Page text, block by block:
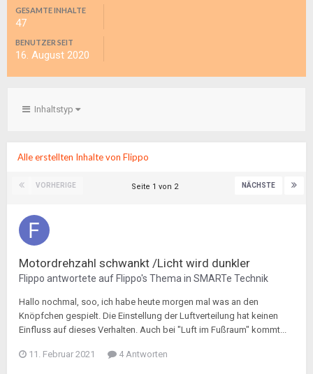
GESAMTE INHALTE
47
BENUTZER SEIT
16. August 2020
Inhaltstyp
Alle erstellten Inhalte von Flippo
VORHERIGE NÄCHSTE
Seite 1 von 2
Motordrehzahl schwankt /Licht wird dunkler
Flippo antwortete auf Flippo's Thema in SMARTe Technik
Hallo nochmal, soo, ich habe heute morgen mal was an den
Knöpfchen gespielt. Die Einstellung der Luftverteilung hat keinen
Einfluss auf dieses Verhalten. Auch bei "Luft im Fußraum" kommt...
11. Februar 2021 4 Antworten